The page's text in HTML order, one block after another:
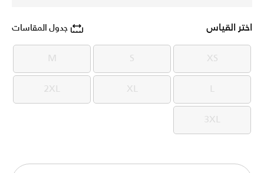
اختر القياس جدول المقاسات
XS
XS
S
S
M
M
L
L
XL
XL
2XL
2XL
3XL
3XL